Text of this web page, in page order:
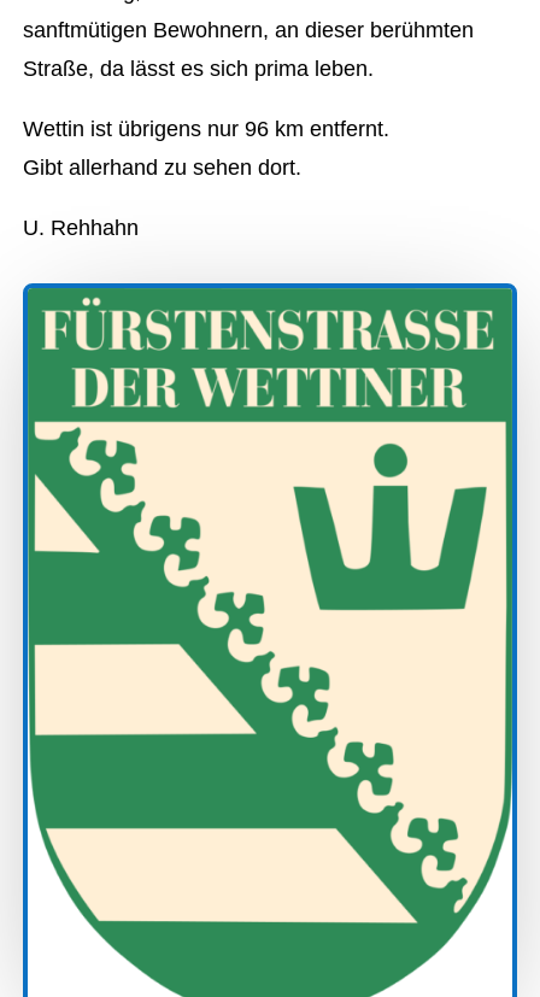
sanftmütigen Bewohnern, an dieser berühmten
Straße, da lässt es sich prima leben.
Wettin ist übrigens nur 96 km entfernt.
Gibt allerhand zu sehen dort.
U. Rehhahn